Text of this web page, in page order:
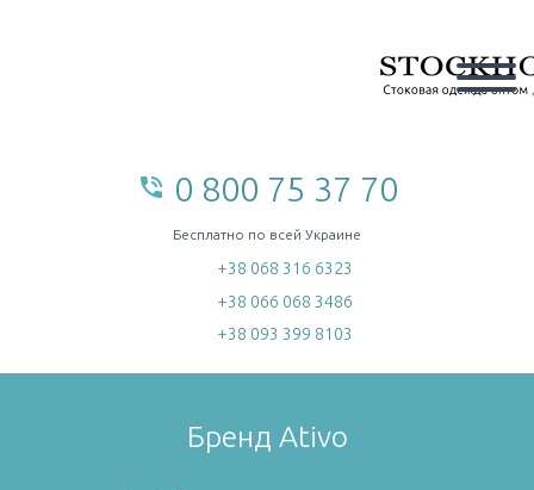
phone_in_talk 0 800 75 37 70
Бесплатно по всей Украине
+38 068 316 6323
+38 066 068 3486
+38 093 399 8103
Бренд Ativo